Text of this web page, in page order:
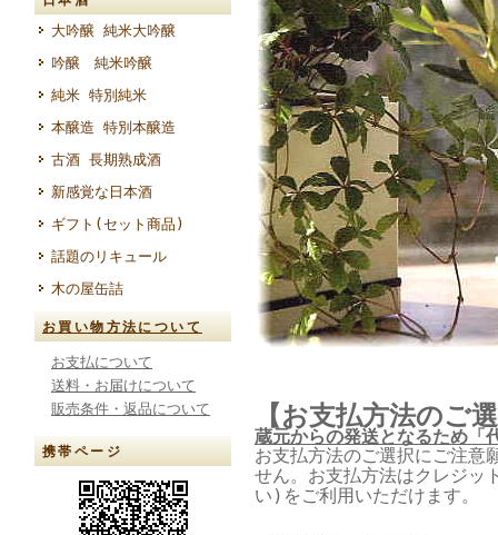
大吟醸 純米大吟醸
吟醸 純米吟醸
純米 特別純米
本醸造 特別本醸造
古酒 長期熟成酒
新感覚な日本酒
ギフト(セット商品)
話題のリキュール
木の屋缶詰
お買い物方法について
お支払について
送料・お届けについて
販売条件・返品について
携帯ページ
【お支払方法のご
蔵元からの発送となるため「
お支払方法のご選択にご注意
せん。 お支払方法はクレジッ
い)をご利用いただけます。